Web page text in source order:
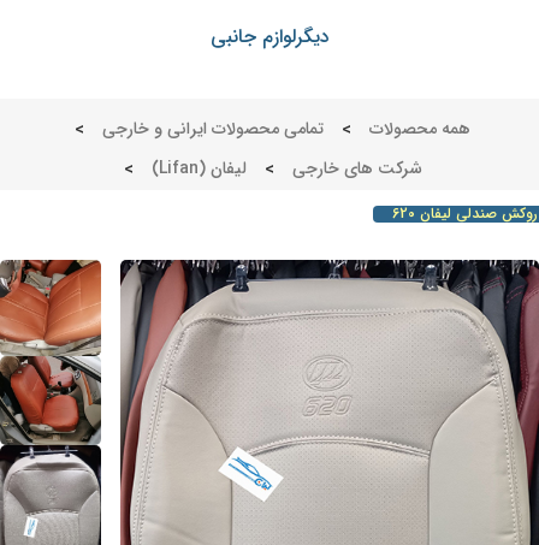
دیگرلوازم جانبی
همه محصولات > تمامی محصولات ایرانی و خارجی >
شرکت های خارجی > لیفان (Lifan) >
صندلی لیفان 620